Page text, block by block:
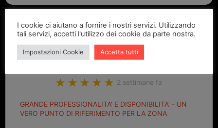
2 settimane fa
GRANDE PROFESSIONALITA' E DISPONIBILITA' - UN
VERO PUNTO DI RIFERIMENTO PER LA ZONA
I cookie ci aiutano a fornire i nostri servizi. Utilizzando
tali servizi, accetti l'utilizzo dei cookie da parte nostra.
Impostazioni Cookie Accetta tutti